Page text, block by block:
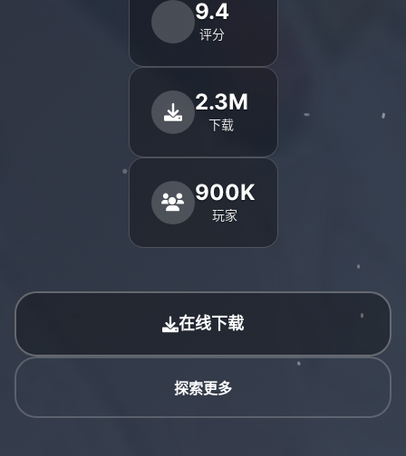
9.4
评分
2.3M
下载
900K
玩家
在线下载
探索更多